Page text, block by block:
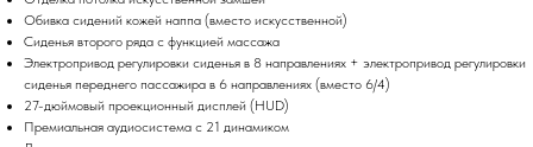
Обивка сидений кожей наппа (вместо искусственной)
Сиденья второго ряда с функцией массажа
Электропривод регулировки сиденья в 8 направлениях + электропривод регулировки
сиденья переднего пассажира в 6 направлениях (вместо 6/4)
27-дюймовый проекционный дисплей (HUD)
Премиальная аудиосистема с 21 динамиком